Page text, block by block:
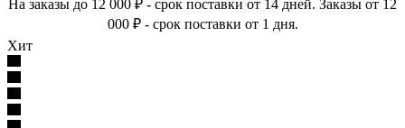
На заказы до 12 000 ₽ - срок поставки от 14 дней. Заказы от 12
000 ₽ - срок поставки от 1 дня.
Хит